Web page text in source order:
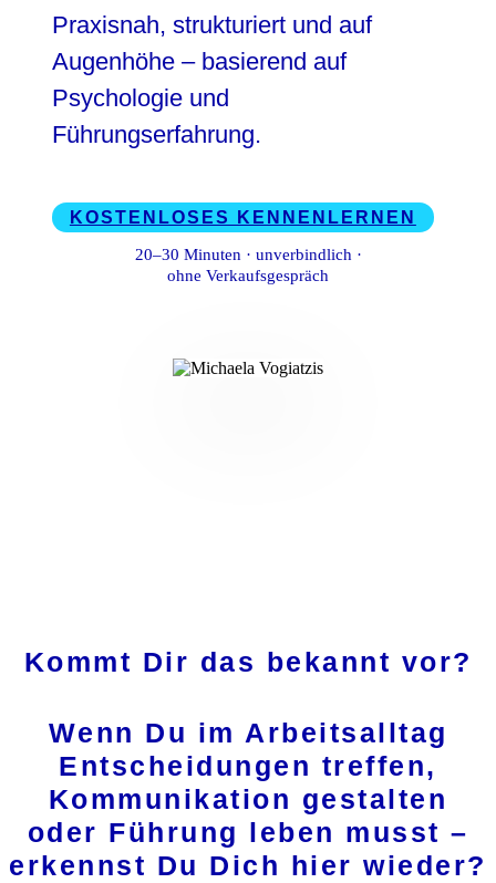
KOSTENLOSES
ERSTGESPRÄCH VEREINBAREN
KONTAKT
IMPRESSUM
DATENSCHUTZ
Praxisnah, strukturiert und auf
Augenhöhe – basierend auf
Psychologie und
Führungserfahrung.
KOSTENLOSES KENNENLERNEN
20–30 Minuten · unverbindlich ·
ohne Verkaufsgespräch
Kommt Dir das bekannt vor?
Wenn Du im Arbeitsalltag
Entscheidungen treffen,
Kommunikation gestalten
oder Führung leben musst –
erkennst Du Dich hier wieder?